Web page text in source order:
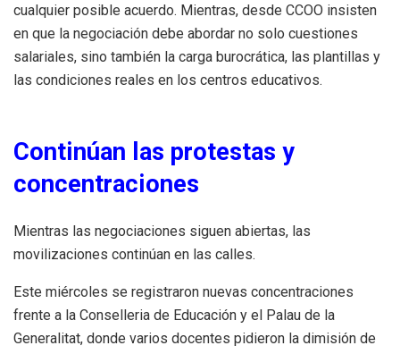
cualquier posible acuerdo. Mientras, desde CCOO insisten
en que la negociación debe abordar no solo cuestiones
salariales, sino también la carga burocrática, las plantillas y
las condiciones reales en los centros educativos.
Continúan las protestas y
concentraciones
Mientras las negociaciones siguen abiertas, las
movilizaciones continúan en las calles.
Este miércoles se registraron nuevas concentraciones
frente a la Conselleria de Educación y el Palau de la
Generalitat, donde varios docentes pidieron la dimisión de